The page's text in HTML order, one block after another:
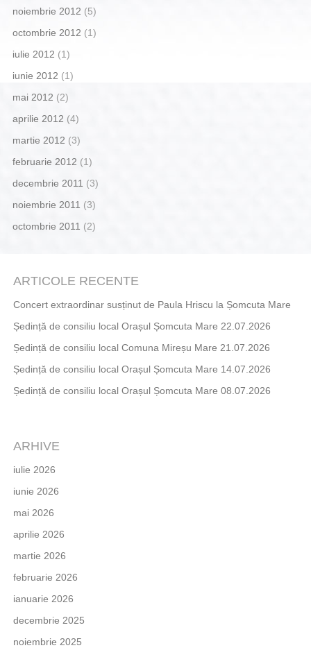
noiembrie 2012 (5)
octombrie 2012 (1)
iulie 2012 (1)
iunie 2012 (1)
mai 2012 (2)
aprilie 2012 (4)
martie 2012 (3)
februarie 2012 (1)
decembrie 2011 (3)
noiembrie 2011 (3)
octombrie 2011 (2)
ARTICOLE RECENTE
Concert extraordinar susținut de Paula Hriscu la Șomcuta Mare
Ședință de consiliu local Orașul Șomcuta Mare 22.07.2026
Ședință de consiliu local Comuna Mireșu Mare 21.07.2026
Ședință de consiliu local Orașul Șomcuta Mare 14.07.2026
Ședință de consiliu local Orașul Șomcuta Mare 08.07.2026
ARHIVE
iulie 2026
iunie 2026
mai 2026
aprilie 2026
martie 2026
februarie 2026
ianuarie 2026
decembrie 2025
noiembrie 2025